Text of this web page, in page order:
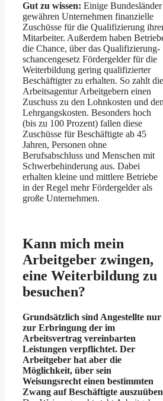
Gut zu wissen: Einige Bundes­länder
gewähren Unternehmen finanzielle
Zuschüsse für die Qualifizierung
Mitarbeiter. Außerdem haben
die Chance, über das Qualifizierung­
schancengesetz Fördergelder für die
Weiterbildung gering qualifizierter
Beschäftigter zu erhalten. So zahlt die
Arbeitsagentur Arbeitgebern einen
Zuschuss zu den Lohnkosten und den
Lehrgangskosten. Besonders hoch
(bis zu 100 Prozent) fallen diese
Zuschüsse für Beschäftigte ab 45
Jahren, Personen ohne
Berufsabschluss und Menschen mit
Schwerbehinderung aus. Dabei
erhalten kleine und mittlere Betriebe
in der Regel mehr Fördergelder als
große Unternehmen.
Kann mich mein
Arbeitgeber zwingen,
eine Weiterbildung zu
besuchen?
Grundsätzlich sind Angestellte nur
zur Erbringung der im
Arbeitsvertrag vereinbarten
Leistungen verpflichtet. Der
Arbeitgeber hat aber die
Möglichkeit, über sein
Weisungsrecht einen bestimmten
Zwang auf Beschäftigte